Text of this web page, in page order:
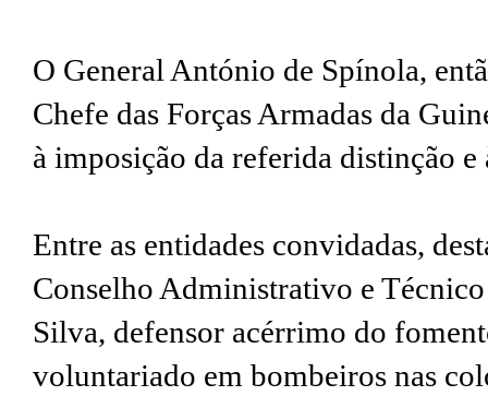
O General António de Spínola,
Chefe das Forças Armadas da
à imposição da referida distinção e
Entre as entidades convidadas,
Conselho Administrativo e
Silva, defensor acérrimo do
voluntariado em bombeiros nas